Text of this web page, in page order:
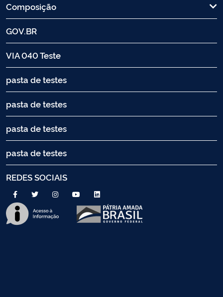
Composição
GOV.BR
VIA 040 Teste
pasta de testes
pasta de testes
pasta de testes
pasta de testes
REDES SOCIAIS